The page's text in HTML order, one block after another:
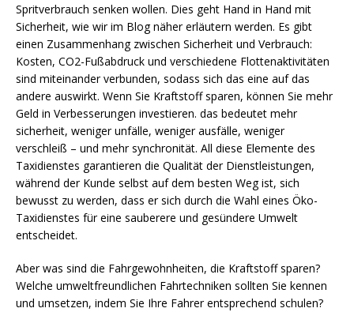
Spritverbrauch senken wollen. Dies geht Hand in Hand mit
Sicherheit, wie wir im Blog näher erläutern werden. Es gibt
einen Zusammenhang zwischen Sicherheit und Verbrauch:
Kosten, CO2-Fußabdruck und verschiedene Flottenaktivitäten
sind miteinander verbunden, sodass sich das eine auf das
andere auswirkt. Wenn Sie Kraftstoff sparen, können Sie mehr
Geld in Verbesserungen investieren. das bedeutet mehr
sicherheit, weniger unfälle, weniger ausfälle, weniger
verschleiß – und mehr synchronität. All diese Elemente des
Taxidienstes garantieren die Qualität der Dienstleistungen,
während der Kunde selbst auf dem besten Weg ist, sich
bewusst zu werden, dass er sich durch die Wahl eines Öko-
Taxidienstes für eine sauberere und gesündere Umwelt
entscheidet.
Aber was sind die Fahrgewohnheiten, die Kraftstoff sparen?
Welche umweltfreundlichen Fahrtechniken sollten Sie kennen
und umsetzen, indem Sie Ihre Fahrer entsprechend schulen?